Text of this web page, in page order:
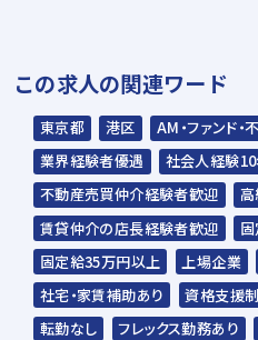
（二次面談（面談担
役員・人事））
※面談担当者について
ございます。
※二次面談の前にSPI
す。
▼
内定
この求人の関連ワード
東京都 港区 AM・ファンド
業界経験者優遇
社会人経験
不動産売買仲介経験者歓迎
賃貸仲介の店長経験者歓迎
固定給35万円以上
上場企業
社宅・家賃補助あり
資格支援
転勤なし
フレックス勤務あり